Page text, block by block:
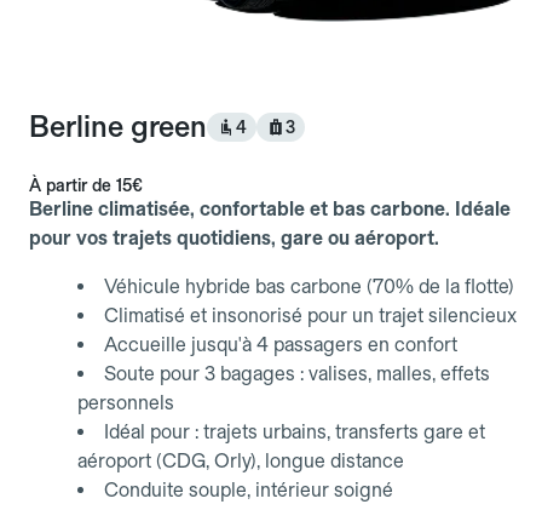
Berline green 4 3
À partir de 15€
Berline climatisée, confortable et bas carbone. Idéale
pour vos trajets quotidiens, gare ou aéroport.
Véhicule hybride bas carbone (70% de la flotte)
Climatisé et insonorisé pour un trajet silencieux
Accueille jusqu'à 4 passagers en confort
Soute pour 3 bagages : valises, malles, effets
personnels
Idéal pour : trajets urbains, transferts gare et
aéroport (CDG, Orly), longue distance
Conduite souple, intérieur soigné